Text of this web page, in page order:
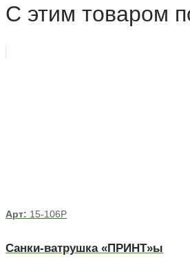
С этим товаром
Арт: 15-106Р
Санки-ватрушка «ПРИНТ»ы